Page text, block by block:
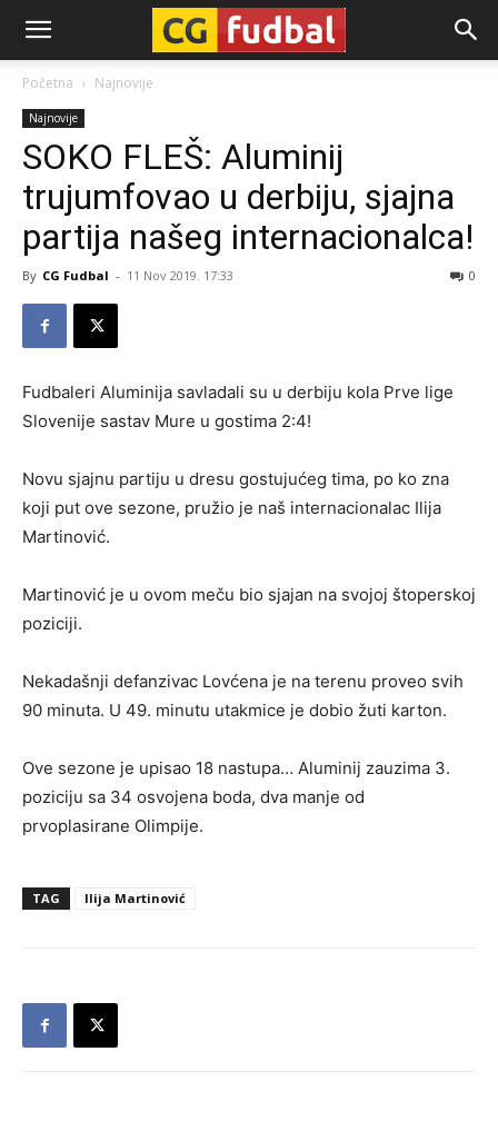
CG-
Fudbal
Početna Najnovije
Najnovije
SOKO FLEŠ: Aluminij
trujumfovao u derbiju, sjajna
partija našeg internacionalca!
By CG Fudbal - 11 Nov 2019. 17:33 0
Fudbaleri Aluminija savladali su u derbiju kola Prve lige
Slovenije sastav Mure u gostima 2:4!
Novu sjajnu partiju u dresu gostujućeg tima, po ko zna
koji put ove sezone, pružio je naš internacionalac Ilija
Martinović.
Martinović je u ovom meču bio sjajan na svojoj štoperskoj
poziciji.
Nekadašnji defanzivac Lovćena je na terenu proveo svih
90 minuta. U 49. minutu utakmice je dobio žuti karton.
Ove sezone je upisao 18 nastupa… Aluminij zauzima 3.
poziciju sa 34 osvojena boda, dva manje od
prvoplasirane Olimpije.
TAG Ilija Martinović